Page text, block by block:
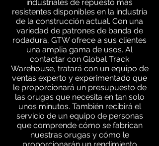
industriales de repuesto más
resistentes disponibles en la industria
de la construcción actual. Con una
variedad de patrones de banda de
rodadura, GTW ofrece a sus clientes
una amplia gama de usos. Al
contactar con Global Track
Warehouse, tratará con un equipo de
ventas experto y experimentado que
le proporcionará un presupuesto de
las orugas que necesita en tan solo
unos minutos. También recibirá el
servicio de un equipo de personas
que comprende cómo se fabrican
nuestras orugas y cómo le